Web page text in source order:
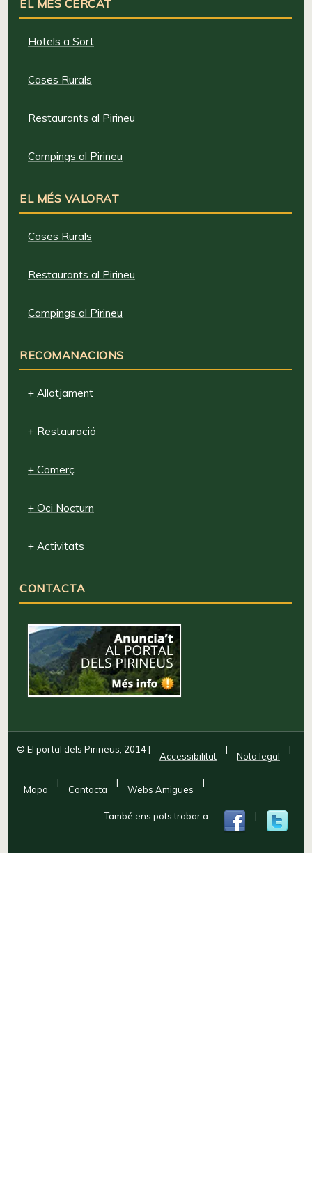
EL MÉS CERCAT
Hotels a Sort
Cases Rurals
Restaurants al Pirineu
Campings al Pirineu
EL MÉS VALORAT
Cases Rurals
Restaurants al Pirineu
Campings al Pirineu
RECOMANACIONS
+ Allotjament
+ Restauració
+ Comerç
+ Oci Nocturn
+ Activitats
CONTACTA
© El portal dels Pirineus, 2014|
Accessibilitat
|
Nota legal
|
Mapa
|
Contacta
|
Webs Amigues
|
També ens pots trobar a: |